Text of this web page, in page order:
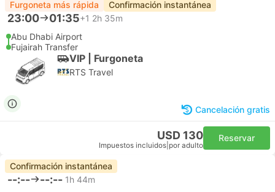
Furgoneta más rápida Confirmación instantánea
23:00 01:35+1 2h 35m
Abu Dhabi Airport
Fujairah Transfer
VIP | Furgoneta
RTS Travel
Cancelación gratis
USD 130
Impuestos incluidos por adulto
Reservar
Confirmación instantánea
--:-- --:-- 1h 44m